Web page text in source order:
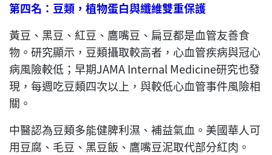
第四名：豆類，植物蛋白與纖維雙重保護
黃豆、黑豆、紅豆、鷹嘴豆、扁豆都是血管友善食
物。研究顯示，豆類攝取較高者，心血管疾病與冠心
病風險較低；早期JAMA Internal Medicine研究也發
現，每週吃豆類四次以上，與較低心血管事件風險相
關。
中醫認為豆類多能健脾利濕、補益氣血。美國華人可
用豆腐、毛豆、黑豆飯、鷹嘴豆泥取代部分紅肉。